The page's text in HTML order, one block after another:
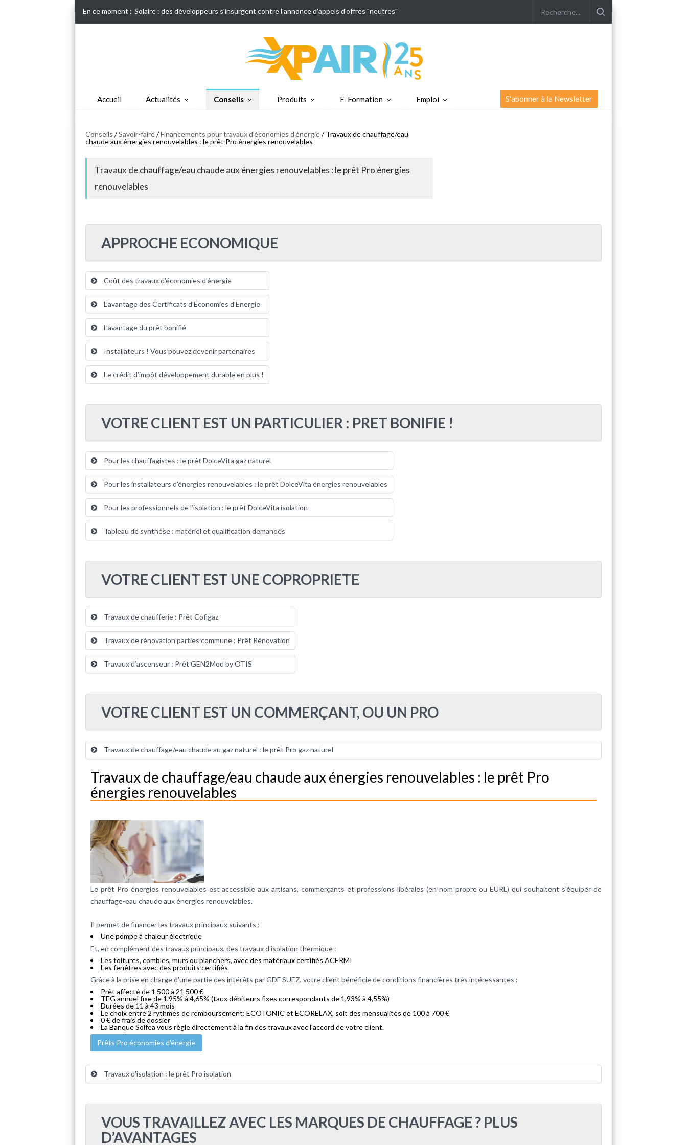
En ce moment : Solaire : des développeurs s'insurgent contre l'annonce d'appels d'offres "neutres"
Accueil Actualités Conseils Produits E-Formation Emploi S'abonner à la Newsletter
Conseils /Savoir-faire/Financements pour travaux d’économies d’énergie/ Travaux de chauffage/eau
chaude aux énergies renouvelables : le prêt Pro énergies renouvelables
Travaux de chauffage/eau chaude aux énergies renouvelables : le prêt Pro énergies
renouvelables
APPROCHE ECONOMIQUE
Coût des travaux d’économies d’énergie
L’avantage des Certificats d’Economies d’Energie
L’avantage du prêt bonifié
Installateurs ! Vous pouvez devenir partenaires
Le crédit d’impôt développement durable en plus !
VOTRE CLIENT EST UN PARTICULIER : PRET BONIFIE !
Pour les chauffagistes : le prêt DolceVita gaz naturel
Pour les installateurs d’énergies renouvelables : le prêt DolceVita énergies renouvelables
Pour les professionnels de l’isolation : le prêt DolceVita isolation
Tableau de synthèse : matériel et qualification demandés
VOTRE CLIENT EST UNE COPROPRIETE
Travaux de chaufferie : Prêt Cofigaz
Travaux de rénovation parties commune : Prêt Rénovation
Travaux d’ascenseur : Prêt GEN2Mod by OTIS
VOTRE CLIENT EST UN COMMERÇANT, OU UN PRO
Travaux de chauffage/eau chaude au gaz naturel : le prêt Pro gaz naturel
Travaux de chauffage/eau chaude aux énergies renouvelables : le prêt Pro
énergies renouvelables
Le prêt Pro énergies renouvelables est accessible aux artisans, commerçants et professions libérales (en nom propre ou EURL) qui souhaitent s'équiper de
chauffage-eau chaude aux énergies renouvelables.
Il permet de financer les travaux principaux suivants :
Une pompe à chaleur électrique
Et, en complément des travaux principaux, des travaux d'isolation thermique :
Les toitures, combles, murs ou planchers, avec des matériaux certifiés ACERMI
Les fenêtres avec des produits certifiés
Grâce à la prise en charge d'une partie des intérêts par GDF SUEZ, votre client bénéficie de conditions financières très intéressantes :
Prêt affecté de 1 500 à 21 500 €
TEG annuel fixe de 1,95% à 4,65% (taux débiteurs fixes correspondants de 1,93% à 4,55%)
Durées de 11 à 43 mois
Le choix entre 2 rythmes de remboursement: ECOTONIC et ECORELAX, soit des mensualités de 100 à 700 €
0 € de frais de dossier
La Banque Solfea vous règle directement à la fin des travaux avec l'accord de votre client.
Prêts Pro économies d'énergie
Travaux d'isolation : le prêt Pro isolation
VOUS TRAVAILLEZ AVEC LES MARQUES DE CHAUFFAGE ? PLUS
D’AVANTAGES